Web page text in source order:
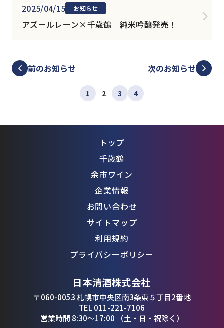
2025/04/15 お知らせ
アズールレーン×千歳鶴 純米吟醸発売！
前のお知らせ
1 2 3 4
次のお知らせ
トップ
千歳鶴
余市ワイン
企業情報
お問い合わせ
サイトマップ
利用規約
プライバシーポリシー
日本清酒株式会社
〒060-0053 札幌市中央区南3条東５丁目2番地
TEL 011-221-7106
営業時間 8:30〜17:00 （土・日・祝除く）